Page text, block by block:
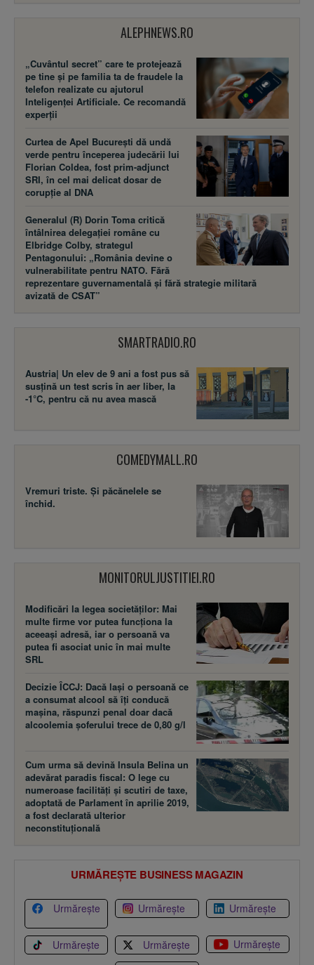
ALEPHNEWS.RO
„Cuvântul secret” care te protejează
pe tine și pe familia ta de fraudele la
telefon realizate cu ajutorul
Inteligenței Artificiale. Ce recomandă
experții
Curtea de Apel București dă undă
verde pentru începerea judecării lui
Florian Coldea, fost prim-adjunct
SRI, în cel mai delicat dosar de
corupție al DNA
Generalul (R) Dorin Toma critică
întâlnirea delegației române cu
Elbridge Colby, strategul
Pentagonului: „România devine o
vulnerabilitate pentru NATO. Fără
reprezentare guvernamentală și fără strategie militară
avizată de CSAT”
SMARTRADIO.RO
Austria| Un elev de 9 ani a fost pus să
susţină un test scris în aer liber, la
-1°C, pentru că nu avea mască
COMEDYMALL.RO
Vremuri triste. Şi păcănelele se
închid.
MONITORULJUSTITIEI.RO
Modificări la legea societăţilor: Mai
multe firme vor putea funcţiona la
aceeaşi adresă, iar o persoană va
putea fi asociat unic în mai multe
SRL
Decizie ÎCCJ: Dacă laşi o persoană ce
a consumat alcool să îţi conducă
maşina, răspunzi penal doar dacă
alcoolemia şoferului trece de 0,80 g/l
Cum urma să devină Insula Belina un
adevărat paradis fiscal: O lege cu
numeroase facilităţi şi scutiri de taxe,
adoptată de Parlament în aprilie 2019,
a fost declarată ulterior
neconstituţională
URMĂREȘTE BUSINESS MAGAZIN
Urmărește Urmărește Urmărește
Urmărește Urmărește
Urmărește